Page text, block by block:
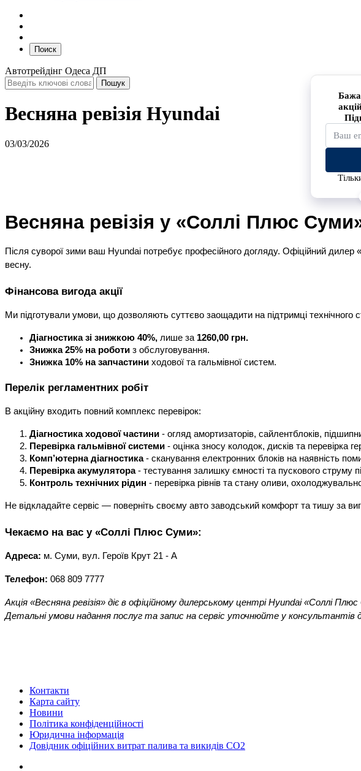
Поиск
Автотрейдінг Одеса ДП
Весняна ревізія Hyundai
03/03/2026
Весняна ревізія у «Соллі Плюс
Після суворої зими ваш Hyundai потребує професійного догляду. Офіційний
весну.
Фінансова вигода акції
Ми підготували умови, що дозволяють суттєво заощадити на підтримці технічного
Діагностика зі знижкою 40%, лише за 1260,00 грн.
Знижка 25% на роботи з обслуговування.
Знижка 10% на запчастини ходової та гальмівної систем.
Перелік регламентних робіт
В акційну входить повний комплекс перевірок:
Діагностика ходової частини - огляд амортизаторів, сайлентблоків,
Перевірка гальмівної системи - оцінка зносу колодок, дисків та перевірка
Комп’ютерна діагностика - сканування електронних блоків на наявність
Перевірка акумулятора - тестування залишку ємності та пускового струму
Контроль технічних рідин - перевірка рівнів та стану оливи,
Не відкладайте сервіс — поверніть своєму авто заводський комфорт та тишу за
Чекаємо на вас у «Соллі Плюс Суми»:
Адреса: м. Суми, вул. Героїв Крут 21 - А
Телефон: 068 809 7777
Акція «Весняна ревізія» діє в офіційному дилерському центрі Hyundai «Соллі
Детальні умови надання послуг та запис на сервіс уточнюйте у консультантів
Контакти
Карта сайту
Новини
Політика конфіденційності
Юридична інформація
Довідник офіційних витрат палива та викидів СО2